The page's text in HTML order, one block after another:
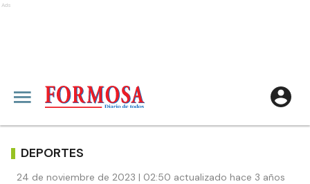
Ads
DEPORTES
24 de noviembre de 2023 | 02:50 actualizado hace 3 años